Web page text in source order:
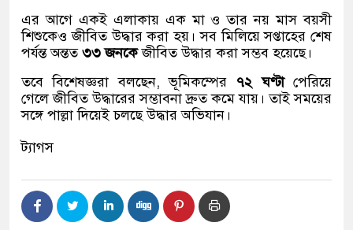
এর আগে একই এলাকায় এক মা ও তার নয় মাস বয়সী
শিশুকেও জীবিত উদ্ধার করা হয়। সব মিলিয়ে সপ্তাহের শেষ
পর্যন্ত অন্তত৩৩ জনকেজীবিত উদ্ধার করা সম্ভব হয়েছে।
তবে বিশেষজ্ঞরা বলছেন, ভূমিকম্পের ৭২ ঘণ্টাপেরিয়ে
গেলে জীবিত উদ্ধারের সম্ভাবনা দ্রুত কমে যায়। তাই সময়ের
সঙ্গে পাল্লা দিয়েই চলছে উদ্ধার অভিযান।
ট্যাগস